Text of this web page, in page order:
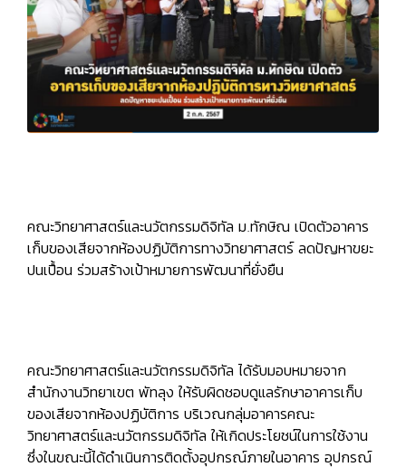
คณะวิทยาศาสตร์และนวัตกรรมดิจิทัล ม.ทักษิณ เปิดตัวอาคาร
เก็บของเสียจากห้องปฏิบัติการทางวิทยาศาสตร์ ลดปัญหาขยะ
ปนเปื้อน ร่วมสร้างเป้าหมายการพัฒนาที่ยั่งยืน
คณะวิทยาศาสตร์และนวัตกรรมดิจิทัล ได้รับมอบหมายจาก
สำนักงานวิทยาเขต พัทลุง ให้รับผิดชอบดูแลรักษาอาคารเก็บ
ของเสียจากห้องปฏิบัติการ บริเวณกลุ่มอาคารคณะ
วิทยาศาสตร์และนวัตกรรมดิจิทัล ให้เกิดประโยชน์ในการใช้งาน
ซึ่งในขณะนี้ได้ดำเนินการติดตั้งอุปกรณ์ภายในอาคาร อุปกรณ์